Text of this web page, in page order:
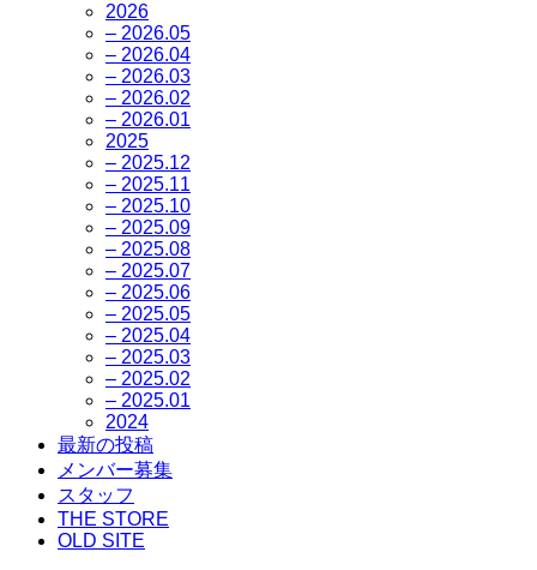
2026
– 2026.05
– 2026.04
– 2026.03
– 2026.02
– 2026.01
2025
– 2025.12
– 2025.11
– 2025.10
– 2025.09
– 2025.08
– 2025.07
– 2025.06
– 2025.05
– 2025.04
– 2025.03
– 2025.02
– 2025.01
2024
最新の投稿
メンバー募集
スタッフ
THE STORE
OLD SITE